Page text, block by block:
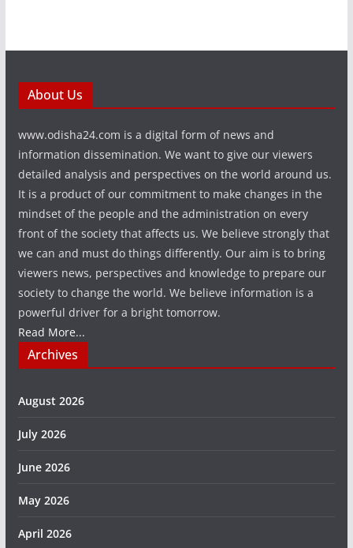
About Us
www.odisha24.com is a digital form of news and
information dissemination. We want to give our viewers
detailed analysis and perspectives on the world around us.
It is a product of our commitment to make changes in the
mindset of the people and the administration on every
front of the society that affects us. We believe strongly that
we can and must do things differently. Our aim is to bring
viewers news, perspectives and knowledge to prepare our
society to change the world. We believe information is a
powerful driver for a bright tomorrow.
Read More...
Archives
August 2026
July 2026
June 2026
May 2026
April 2026